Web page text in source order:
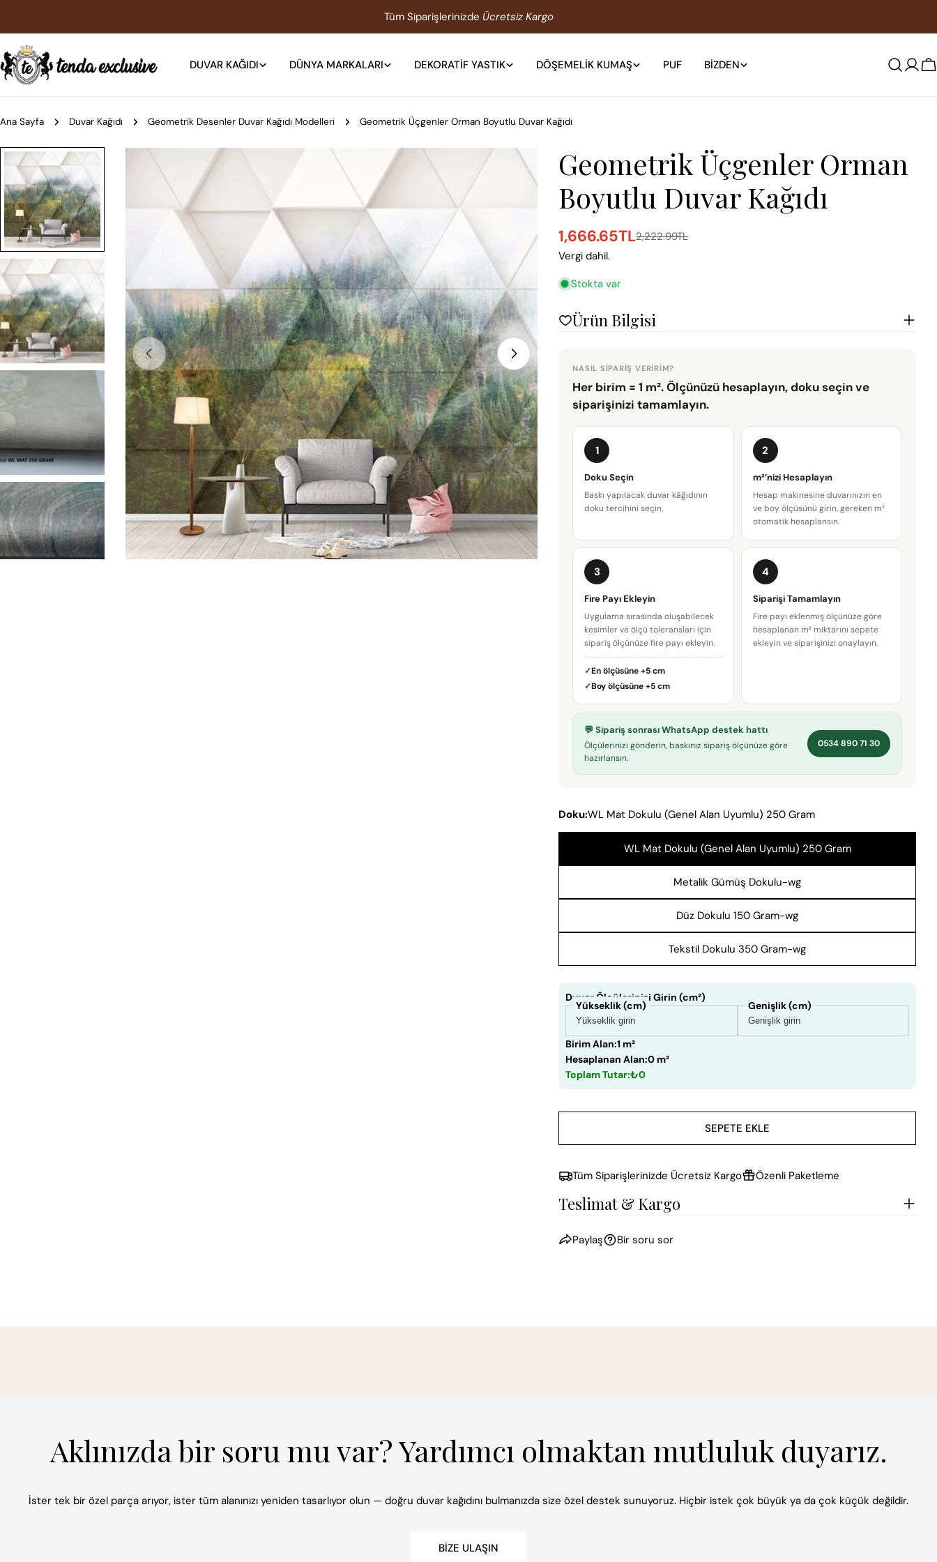
Tüm Siparişlerinizde Ücretsiz Kargo
DUVAR KAĞIDI DÜNYA MARKALARI DEKORATIF YASTIK DÖŞEMELIK KUMAŞ PUF BIZDEN
Ana Sayfa Duvar Kağıdı Geometrik Desenler Duvar Kağıdı Modelleri Geometrik Üçgenler Orman Boyutlu Duvar Kağıdı
bilgilerine
0 medyasını modda açın
1 medyasını modda açın
Geometrik Üçgenler Orman
Boyutlu Duvar Kağıdı
Satış
ücreti
1,666.65TL
Normal
fiyat
2,222.99TL
Vergi dahil.
Stokta var
Ürün Bilgisi
NASIL SIPARIŞ VERIRIM?
Her birim = 1 m². Ölçünüzü hesaplayın, doku seçin ve
siparişinizi tamamlayın.
1
Doku Seçin
Baskı yapılacak duvar kâğıdının
doku tercihini seçin.
2
m²’nizi Hesaplayın
Hesap makinesine duvarınızın en
ve boy ölçüsünü girin, gereken m²
otomatik hesaplansın.
3
Fire Payı Ekleyin
Uygulama sırasında oluşabilecek
kesimler ve ölçü toleransları için
sipariş ölçünüze fire payı ekleyin.
✓En ölçüsüne+5 cm
✓Boy ölçüsüne+5 cm
4
Siparişi Tamamlayın
Fire payı eklenmiş ölçünüze göre
hesaplanan m² miktarını sepete
ekleyin ve siparişinizi onaylayın.
💬 Sipariş sonrası WhatsApp destek hattı
Ölçülerinizi gönderin, baskınız sipariş ölçünüze göre
hazırlansın.
0534 890 71 30
Doku:WL Mat Dokulu (Genel Alan Uyumlu) 250 Gram
WL Mat Dokulu (Genel Alan Uyumlu) 250 Gram
Metalik Gümüş Dokulu-wg
Düz Dokulu 150 Gram-wg
Tekstil Dokulu 350 Gram-wg
Duvar Ölçülerinizi Girin (cm²)
Yükseklik (cm) Genişlik (cm)
Birim Alan:1 m²
Hesaplanan Alan:0 m²
Toplam Tutar:₺0
SEPETE EKLE
Tüm Siparişlerinizde Ücretsiz Kargo Özenli Paketleme
Teslimat & Kargo
Paylaş
Bu ürünü paylaş
KOPYALA
Facebook'ta
Paylaş
X'te
paylaş
Pinterest'teki
Pin
Bir soru sor
Bir soru sor
Adınız
E-
posta
adresiniz
Telefonunuz
SORU GÖNDER
Aklınızda bir soru mu var? Yardımcı olmaktan mutluluk duyarız.
İster tek bir özel parça arıyor, ister tüm alanınızı yeniden tasarlıyor olun — doğru duvar kağıdını bulmanızda size özel destek sunuyoruz. Hiçbir istek çok büyük ya da çok küçük değildir.
BIZE ULAŞIN